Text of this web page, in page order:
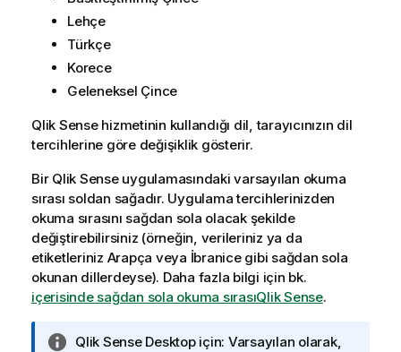
Lehçe
Türkçe
Korece
Geleneksel Çince
Qlik Sensehizmetinin kullandığı dil, tarayıcınızın dil
tercihlerine göre değişiklik gösterir.
Bir Qlik Senseuygulamasındaki varsayılan okuma
sırası soldan sağadır. Uygulama tercihlerinizden
okuma sırasını sağdan sola olacak şekilde
değiştirebilirsiniz (örneğin, verileriniz ya da
etiketleriniz Arapça veya İbranice gibi sağdan sola
okunan dillerdeyse). Daha fazla bilgi için bk.
içerisinde sağdan sola okuma sırasıQlik Sense.
B
Qlik Sense Desktopiçin: Varsayılan olarak,